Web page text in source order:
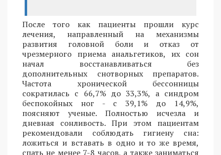
После того как пациенты прошли курс
лечения, направленный на механизмы
развития головной боли и отказ от
чрезмерного приема анальгетиков, их сон
начал восстанавливаться без
дополнительных снотворных препаратов.
Частота хронической бессонницы
сократилась с 66,7% до 33,3%, а синдром
беспокойных ног - с 39,1% до 14,9%,
поясняют ученые. Полностью исчезла и
дневная сонливость. При этом пациентам
рекомендовали соблюдать гигиену сна:
ложиться и вставать в одно и то же время,
спать не менее 7-8 часов, а также заниматься